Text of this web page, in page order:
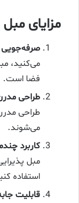
مزایای
صرفه‌جویی
می‌کنید،
فضا است.
طراحی
طراحی
می‌شوند.
کاربرد
مبل
استفاده
قابلیت